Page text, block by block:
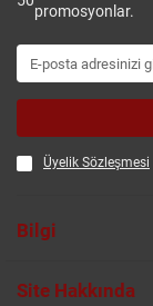
promosyonlar.
Üyelik Sözleşmesi
Bilgi
Site Hakkında